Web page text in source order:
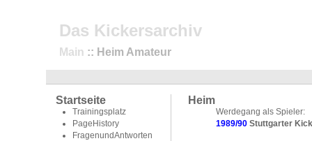
Das Kickersarchiv
Main :: Heim Amateur
Startseite
Trainingsplatz
PageHistory
FragenundAntworten
Heim
Werdegang als Spieler:
1989/90 Stuttgarter